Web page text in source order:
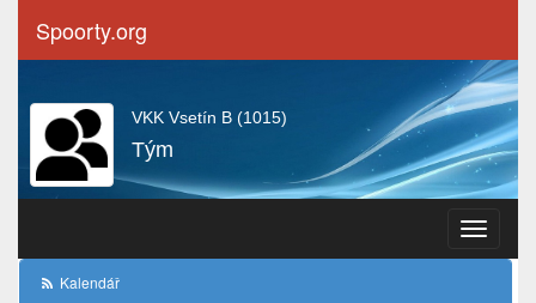
Spoorty.org
VKK Vsetín B (1015)
Tým
Navigace
Kalendář